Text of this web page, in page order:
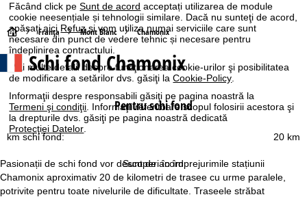
Făcând click peSunt de acord acceptați utilizarea de module
cookie neesențiale și tehnologii similare. Dacă nu sunteţi de acord,
apăsaţi aici Refuzși vom utiliza numai serviciile care sunt
necesare din punct de vedere tehnic și necesare pentru
îndeplinirea contractului.
Mai multe detalii despre funcţionarea cookie-urilor şi posibilitatea
de modificare a setărilor dvs. găsiţi laCookie-Policy
Informaţii despre responsabili găsiţi pe pagina noastră la
Termeni şi condiţii . Informaţii referitoare scopul folosirii acestora şi
la drepturile dvs. găsiţi pe pagina noastră dedicată
Protecţiei Datelor
Sunt de acord
A
s
ă
Franţa Mont Blanc Chamonix
Schi fond Chamonix
Pentru schi fond
20 km
km schi fond:
Pasionații de schi fond vor descoperi în împrejurimile stațiunii
Chamonix aproximativ 20 de kilometri de trasee cu urme paralele,
potrivite pentru toate nivelurile de dificultate. Traseele străbat